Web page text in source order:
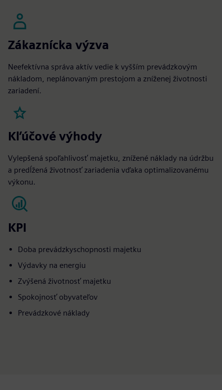
Zákaznícka výzva
Neefektívna správa aktív vedie k vyšším prevádzkovým
nákladom, neplánovaným prestojom a zníženej životnosti
zariadení.
Kľúčové výhody
Vylepšená spoľahlivosť majetku, znížené náklady na údržbu
a predĺžená životnosť zariadenia vďaka optimalizovanému
výkonu.
KPI
Doba prevádzkyschopnosti majetku
Výdavky na energiu
Zvýšená životnosť majetku
Spokojnosť obyvateľov
Prevádzkové náklady